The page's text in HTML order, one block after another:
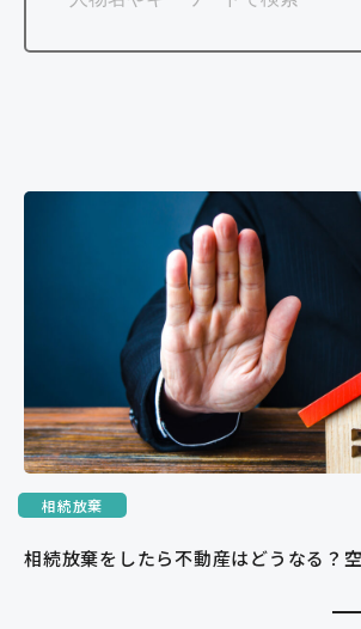
ご相談の流れ
事務所紹介
アクセス
お問い合わせ
相続放棄
相続放棄をしたら不動産はどうなる？